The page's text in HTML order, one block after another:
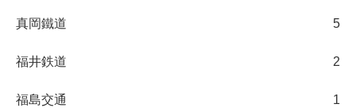
真岡鐵道 5
福井鉄道 2
福島交通 1